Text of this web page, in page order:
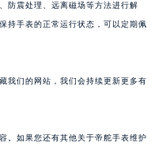
防震处理、远离磁场等方法进行解
持手表的正常运行状态，可以定期佩
我们的网站，我们会持续更新更多有
。如果您还有其他关于帝舵手表维护